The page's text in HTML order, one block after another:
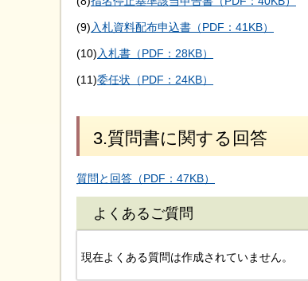
(9) 入札資料配布申込書（PDF：41KB）
(10) 入札書（PDF：28KB）
(11)委任状（PDF：24KB）
3.質問書に関する回答
質問と回答（PDF：47KB）
よくあるご質問
現在よくある質問は作成されていません。